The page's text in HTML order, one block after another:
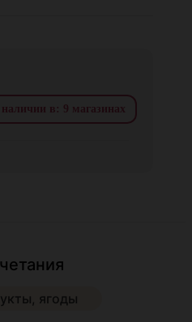
наличии в: 9 магазинах
ягоды